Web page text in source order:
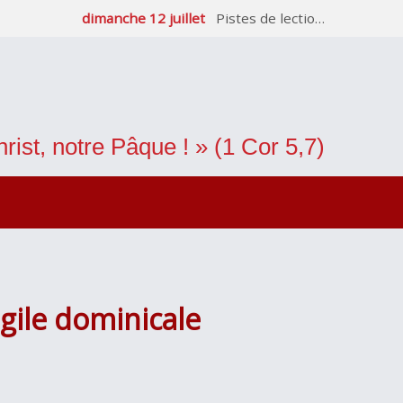
dimanche 12 juillet Pistes de lectio…
notre Pâque ! » (1 Cor 5,7)
dominicale